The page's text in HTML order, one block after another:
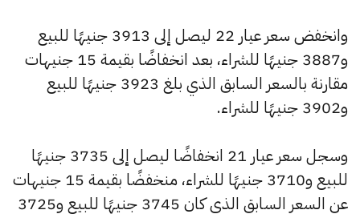
وانخفض سعر عيار 22 ليصل إلى 3913 جنيهًا للبيع
و3887 جنيهًا للشراء، بعد انخفاضًا بقيمة 15 جنيهات
مقارنة بالسعر السابق الذي بلغ 3923 جنيهًا للبيع
و3902 جنيهًا للشراء.
وسجل سعر عيار 21 انخفاضًا ليصل إلى 3735 جنيهًا
للبيع و3710 جنيهًا للشراء، منخفضًا بقيمة 15 جنيهات
عن السعر السابق الذي كان 3745 جنيهًا للبيع و3725